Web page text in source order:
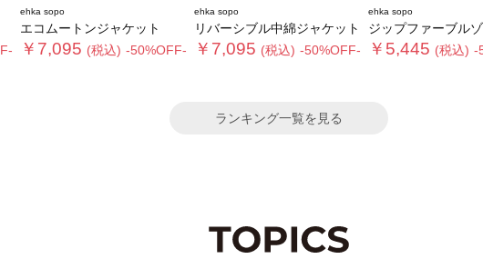
ehka sopo
エコムートンジャケット
￥7,095 (税込) -50%OFF-
ehka sopo
リバーシブル中綿ジャケット
￥7,095 (税込) -50%OFF-
ehka sopo
ジップファーブル
￥5,445 (税込) -
ランキング一覧を見る